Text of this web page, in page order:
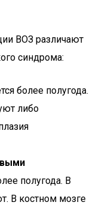
ВОЗ различают
синдрома:
более полугода.
либо
полугода. В
В костном мозге